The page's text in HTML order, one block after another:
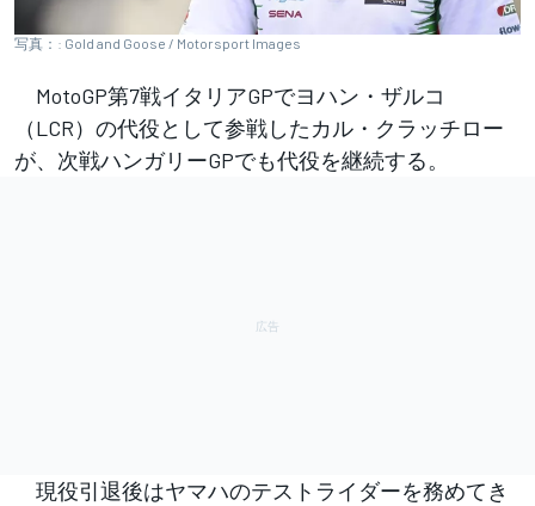
写真：: Gold and Goose / Motorsport Images
MotoGP第7戦イタリアGPでヨハン・ザルコ
（LCR）の代役として参戦したカル・クラッチロー
が、次戦ハンガリーGPでも代役を継続する。
現役引退後はヤマハのテストライダーを務めてき